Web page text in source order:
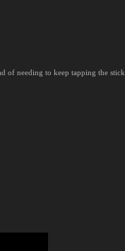
of needing to keep tapping the stick.